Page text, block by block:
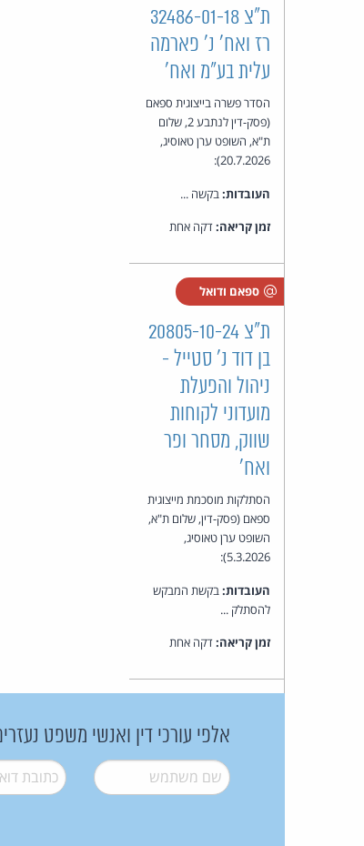
ת"צ 32486-01-18
רז ואח' נ' פארמה
עלית בע"מ ואח'
הסדר פשרה בייצוגית ספאם
(פסק-דין לנתבע 2, שלום
ת"א, השופט ערן טאוסיג,
20.7.2026):
העובדות:בקשה ...
זמן קריאה:דקה אחת
ספאם ודואל
ת"צ 20805-10-24
בן דוד נ' סטייל -
ניהול והפעלת
מועדוני לקוחות
שווק, מסחר ופר
ואח'
הסתלקות מוסכמת מייצוגית
ספאם (פסק-דין, שלום ת"א,
השופט ערן טאוסיג,
5.3.2026):
העובדות:בקשת המבקש
להסתלק ...
זמן קריאה:דקה אחת
אלפי עורכי דין ואנשי משפט
שם משתמש* דואל*